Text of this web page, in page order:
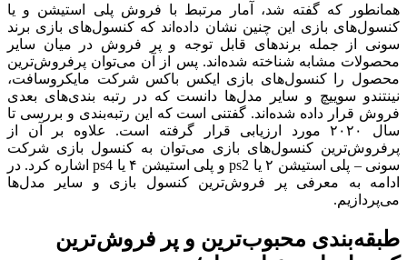
همانطور که گفته شد، آمار مرتبط با فروش پلی استیشن و یا
کنسول‌های بازی این چنین نشان داده‌اند که کنسول‌های بازی برند
سونی از جمله برندهای قابل توجه و پر فروش در میان سایر
محصولات مشابه شناخته شده‌اند. پس از آن می‌توان پرفروش‌ترین
محصول را کنسول‌های بازی ایکس باکس شرکت مایکروسافت،
نینتندو سوییچ و سایر مدل‌ها دانست که در رتبه بندی‌های بعدی
فروش قرار داده شده‌اند. گفتنی است که این رتبه‌بندی و بررسی تا
سال ۲۰۲۰ مورد ارزیابی قرار گرفته است. علاوه بر آن از
پرفروش‌ترین کنسول‌های بازی می‌توان به کنسول بازی شرکت
سونی – پلی استیشن ۲ یا ps2 و پلی استیشن ۴ یا ps4 اشاره کرد. در
ادامه به معرفی پر فروش‌ترین کنسول بازی و سایر مدل‌ها
می‌پردازیم.
طبقه‌بندی محبوب‌ترین و پر فروش‌ترین